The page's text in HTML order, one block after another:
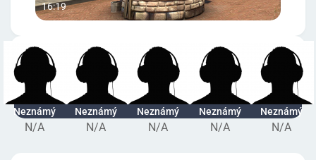
16:19
Neznámý
N/A
Neznámý
N/A
Neznámý
N/A
Neznámý
N/A
Neznámý
N/A